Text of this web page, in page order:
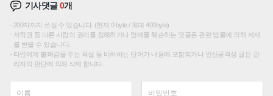
기사댓글0개
200자까지 쓰실 수 있습니다. (현재 0 byte / 최대 400byte)
저작권 등 다른 사람의 권리를 침해하거나 명예를 훼손하는 댓글은 관련 법률에 의해 제재
를 받을 수 있습니다.
타인에게 불쾌감을 주는 욕설 등 비하하는 단어가 내용에 포함되거나 인신공격성 글은 관
리자의 판단에 의해 삭제 합니다.